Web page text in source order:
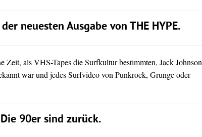
neuesten Ausgabe von THE HYPE.
Zeit, als VHS-Tapes die Surfkultur bestimmten, Jack Johnson
war und jedes Surfvideo von Punkrock, Grunge oder
Die 90er sind zurück.